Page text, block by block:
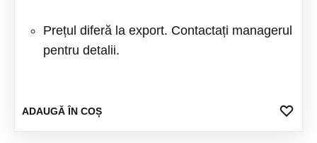
Prețul diferă la export. Contactați managerul
pentru detalii.
ADAUGĂ ÎN COȘ